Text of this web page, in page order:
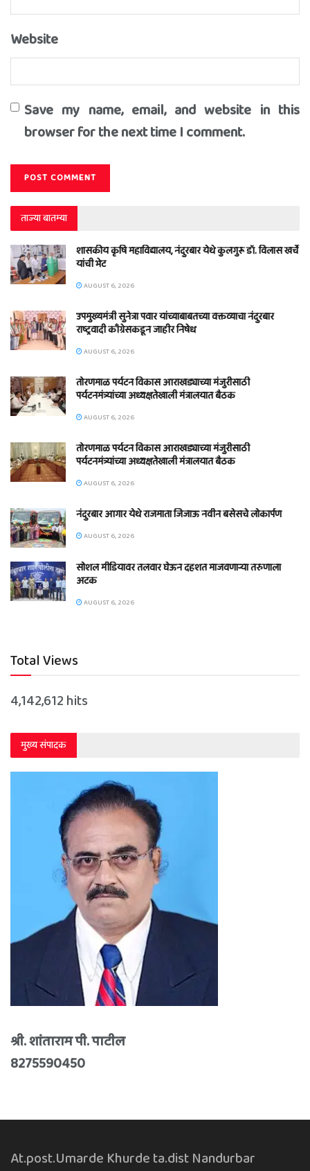
Website
Save my name, email, and website in this
browser for the next time I comment.
ताज्या बातम्या
शासकीय कृषि महाविद्यालय, नंदुरबार येथे कुलगुरू डॉ. विलास खर्चे
यांची भेट
AUGUST 6, 2026
उपमुख्यमंत्री सुनेत्रा पवार यांच्याबाबतच्या वक्तव्याचा नंदुरबार
राष्ट्रवादी काँग्रेसकडून जाहीर निषेध
AUGUST 6, 2026
तोरणमाळ पर्यटन विकास आराखड्याच्या मंजुरीसाठी
पर्यटनमंत्र्यांच्या अध्यक्षतेखाली मंत्रालयात बैठक
AUGUST 6, 2026
तोरणमाळ पर्यटन विकास आराखड्याच्या मंजुरीसाठी
पर्यटनमंत्र्यांच्या अध्यक्षतेखाली मंत्रालयात बैठक
AUGUST 6, 2026
नंदुरबार आगार येथे राजमाता जिजाऊ नवीन बसेसचे लोकार्पण
AUGUST 6, 2026
सोशल मीडियावर तलवार घेऊन दहशत माजवणाऱ्या तरुणाला
अटक
AUGUST 6, 2026
Total Views
4,142,612 hits
मुख्य संपादक
श्री. शांताराम पी. पाटील
8275590450
At.post.Umarde Khurde ta.dist Nandurbar